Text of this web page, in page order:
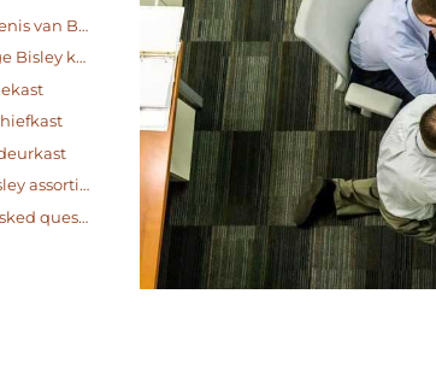
De geschiedenis van Bisley
De veelzijdige Bisley kasten
Overzicht Bisley assortiment
Frequently asked questions